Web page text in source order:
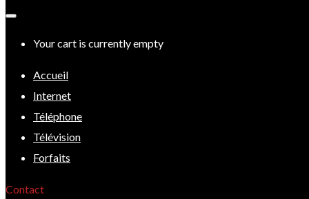
Your cart is currently empty
Accueil
Internet
Téléphone
Télévision
Forfaits
Contact